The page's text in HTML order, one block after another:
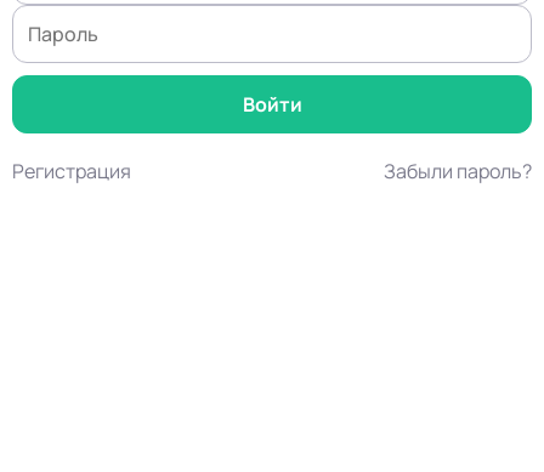
Регистрация Забыли пароль?